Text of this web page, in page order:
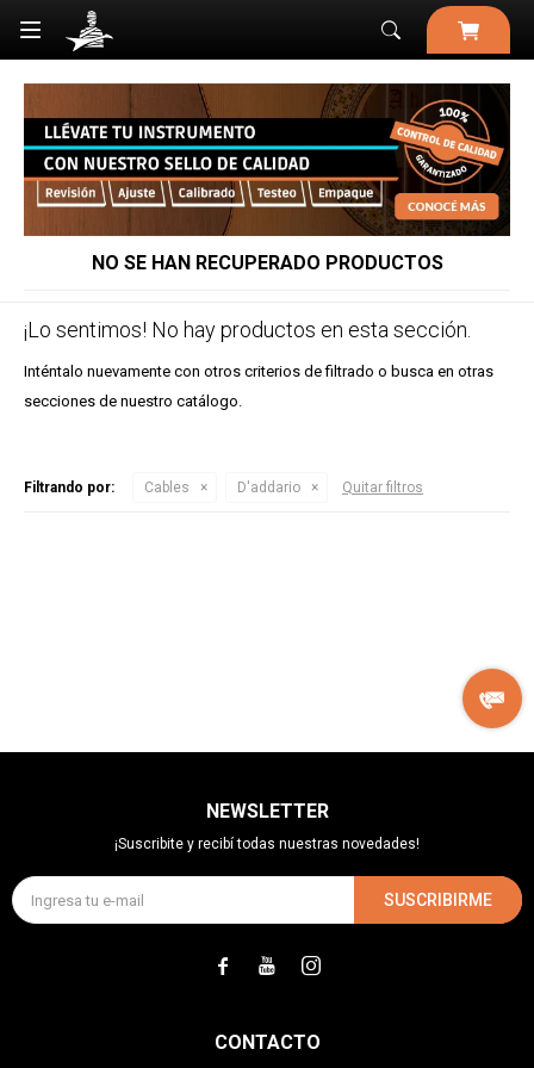

NO SE HAN RECUPERADO PRODUCTOS
¡Lo sentimos! No hay productos en esta sección.
Inténtalo nuevamente con otros criterios de filtrado o busca en otras
secciones de nuestro catálogo.
Filtrando por: Cables D'addario Quitar filtros
CONTACTO
NEWSLETTER
¡Suscribite y recibí todas nuestras novedades!
SUSCRIBIRME
  